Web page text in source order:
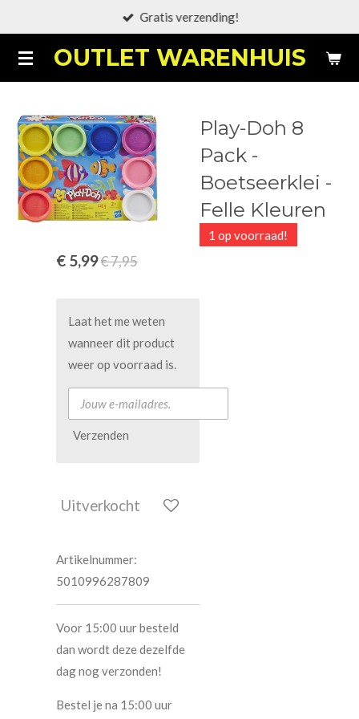
naar
de
OUTLET WARENHUIS
Gratis verzending!
Play-Doh 8
Pack -
Boetseerklei -
Felle Kleuren
1 op voorraad!
€ 5,99€ 7,95
Laat het me weten
wanneer dit product
weer op voorraad is.
Verzenden
Uitverkocht
Artikelnummer:
5010996287809
Voor 15:00 uur besteld
dan wordt deze dezelfde
dag nog verzonden!
Bestel je na 15:00 uur